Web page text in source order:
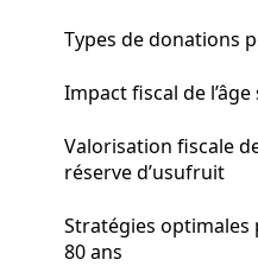
Types de donations
Impact fiscal de
Valorisation fiscale
réserve d’usufruit
Stratégies
80 ans